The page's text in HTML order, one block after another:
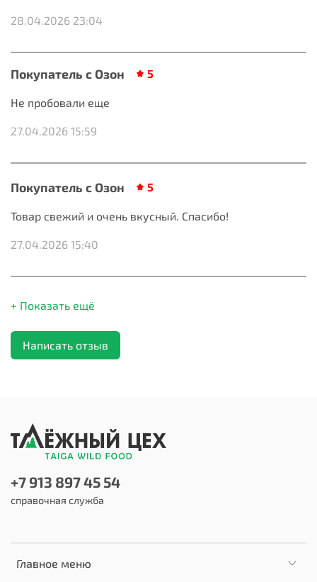
28.04.2026 23:04
Покупатель с Озон 5
Не пробовали еще
27.04.2026 15:59
Покупатель с Озон 5
Товар свежий и очень вкусный. Спасибо!
27.04.2026 15:40
+ Показать ещё
Написать отзыв
Главное меню
+7 913 897 45 54
справочная служба